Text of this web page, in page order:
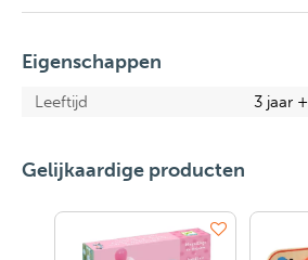
Eigenschappen
Leeftijd 3 jaar +
Gelijkaardige producten